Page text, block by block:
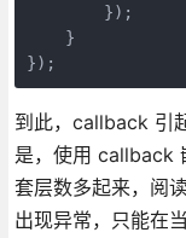
        });
    }
});
到此，callback 引
是，使用 callback
套层数多起来，阅
出现异常，只能在